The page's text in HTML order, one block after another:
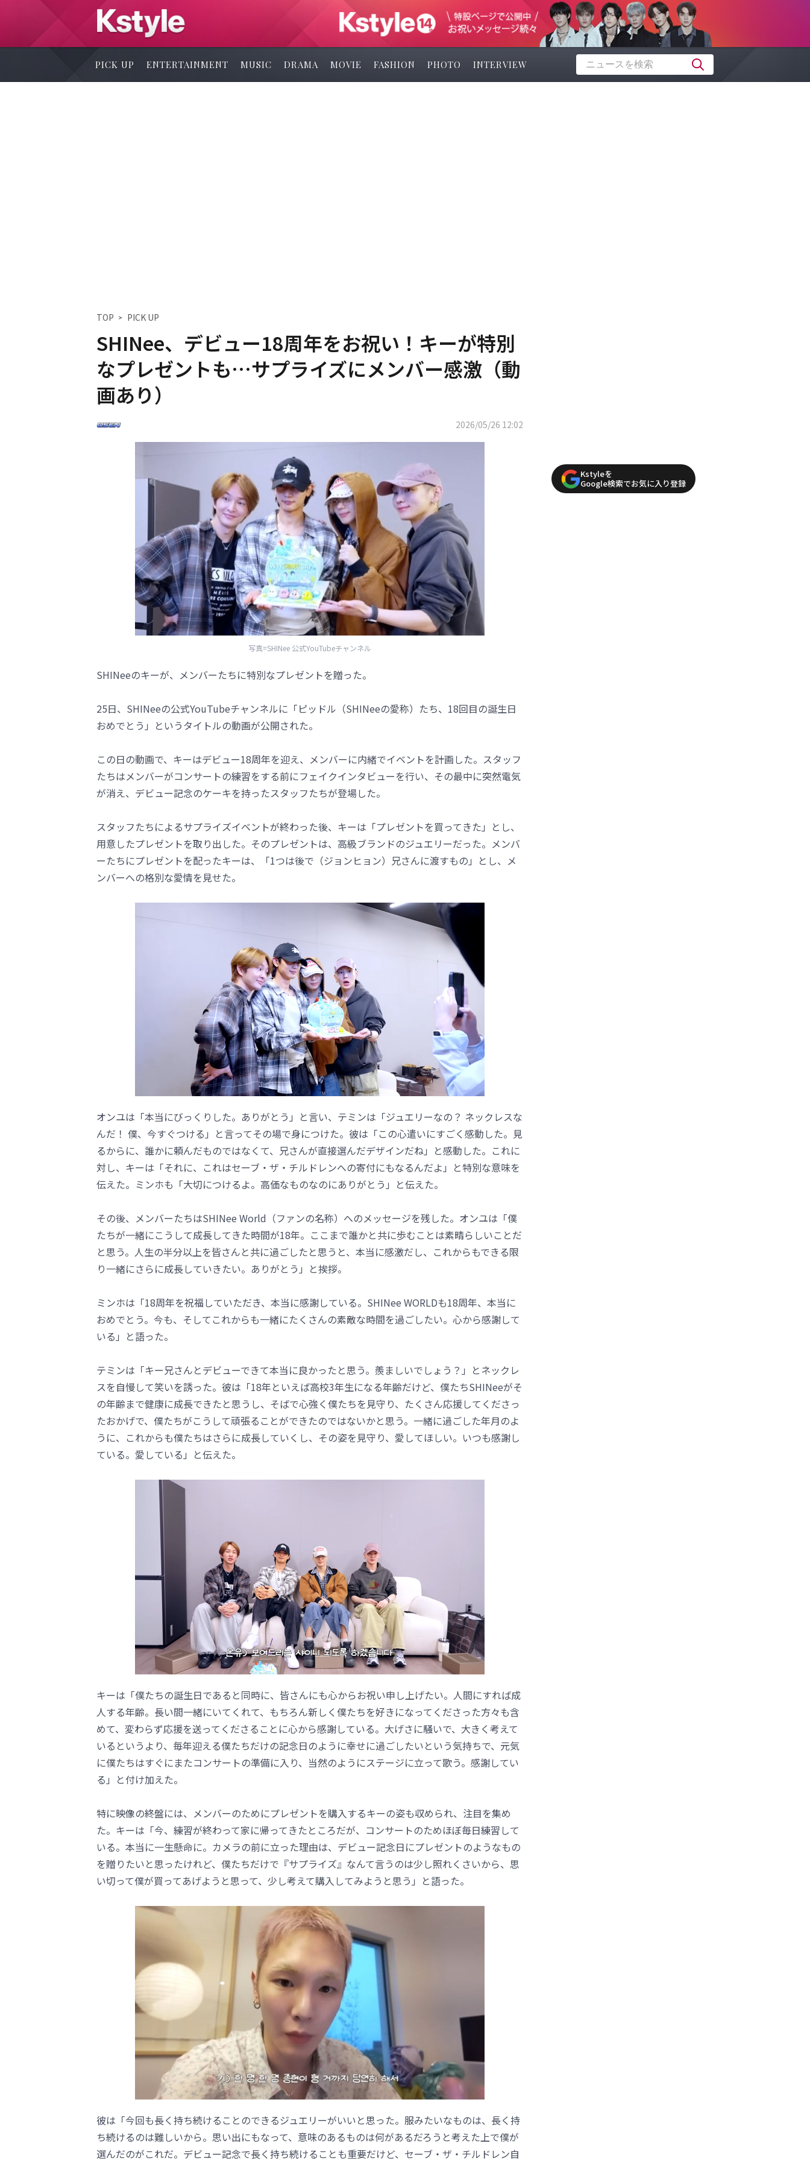
PICK UP ENTERTAINMENT MUSIC DRAMA MOVIE FASHION PHOTO INTERVIEW
TOP PICK UP
SHINee、デビュー18周年をお祝い！キーが特別
なプレゼントも…サプライズにメンバー感激（動
画あり）
2026/05/26 12:02
写真=SHINee 公式YouTubeチャンネル
SHINeeのキーが、メンバーたちに特別なプレゼントを贈った。
25日、SHINeeの公式YouTubeチャンネルに「ピッドル（SHINeeの愛称）たち、18回目の誕生日
おめでとう」というタイトルの動画が公開された。
この日の動画で、キーはデビュー18周年を迎え、メンバーに内緒でイベントを計画した。スタッフ
たちはメンバーがコンサートの練習をする前にフェイクインタビューを行い、その最中に突然電気
が消え、デビュー記念のケーキを持ったスタッフたちが登場した。
スタッフたちによるサプライズイベントが終わった後、キーは「プレゼントを買ってきた」とし、
用意したプレゼントを取り出した。そのプレゼントは、高級ブランドのジュエリーだった。メンバ
ーたちにプレゼントを配ったキーは、「1つは後で（ジョンヒョン）兄さんに渡すもの」とし、メ
ンバーへの格別な愛情を見せた。
オンユは「本当にびっくりした。ありがとう」と言い、テミンは「ジュエリーなの？ ネックレスな
んだ！ 僕、今すぐつける」と言ってその場で身につけた。彼は「この心遣いにすごく感動した。見
るからに、誰かに頼んだものではなくて、兄さんが直接選んだデザインだね」と感動した。これに
対し、キーは「それに、これはセーブ・ザ・チルドレンへの寄付にもなるんだよ」と特別な意味を
伝えた。ミンホも「大切につけるよ。高価なものなのにありがとう」と伝えた。
その後、メンバーたちはSHINee World（ファンの名称）へのメッセージを残した。オンユは「僕
たちが一緒にこうして成長してきた時間が18年。ここまで誰かと共に歩むことは素晴らしいことだ
と思う。人生の半分以上を皆さんと共に過ごしたと思うと、本当に感激だし、これからもできる限
り一緒にさらに成長していきたい。ありがとう」と挨拶。
ミンホは「18周年を祝福していただき、本当に感謝している。SHINee WORLDも18周年、本当に
おめでとう。今も、そしてこれからも一緒にたくさんの素敵な時間を過ごしたい。心から感謝して
いる」と語った。
テミンは「キー兄さんとデビューできて本当に良かったと思う。羨ましいでしょう？」とネックレ
スを自慢して笑いを誘った。彼は「18年といえば高校3年生になる年齢だけど、僕たちSHINeeがそ
の年齢まで健康に成長できたと思うし、そばで心強く僕たちを見守り、たくさん応援してくださっ
たおかげで、僕たちがこうして頑張ることができたのではないかと思う。一緒に過ごした年月のよ
うに、これからも僕たちはさらに成長していくし、その姿を見守り、愛してほしい。いつも感謝し
ている。愛している」と伝えた。
キーは「僕たちの誕生日であると同時に、皆さんにも心からお祝い申し上げたい。人間にすれば成
人する年齢。長い間一緒にいてくれて、もちろん新しく僕たちを好きになってくださった方々も含
めて、変わらず応援を送ってくださることに心から感謝している。大げさに騒いで、大きく考えて
いるというより、毎年迎える僕たちだけの記念日のように幸せに過ごしたいという気持ちで、元気
に僕たちはすぐにまたコンサートの準備に入り、当然のようにステージに立って歌う。感謝してい
る」と付け加えた。
特に映像の終盤には、メンバーのためにプレゼントを購入するキーの姿も収められ、注目を集め
た。キーは「今、練習が終わって家に帰ってきたところだが、コンサートのためほぼ毎日練習して
いる。本当に一生懸命に。カメラの前に立った理由は、デビュー記念日にプレゼントのようなもの
を贈りたいと思ったけれど、僕たちだけで『サプライズ』なんて言うのは少し照れくさいから、思
い切って僕が買ってあげようと思って、少し考えて購入してみようと思う」と語った。
彼は「今回も長く持ち続けることのできるジュエリーがいいと思った。服みたいなものは、長く持
ち続けるのは難しいから。思い出にもなって、意味のあるものは何があるだろうと考えた上で僕が
選んだのがこれだ。デビュー記念で長く持ち続けることも重要だけど、セーブ・ザ・チルドレン自
Kstyleを
Google検索でお気に入り登録